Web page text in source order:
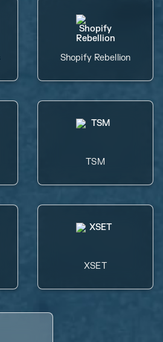
Shopify Rebellion
TSM
XSET